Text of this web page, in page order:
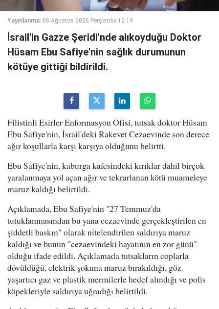
Yayınlanma: 06 Ağustos 2026 Perşembe 12:19
İsrail'in Gazze Şeridi'nde alıkoyduğu Doktor
Hüsam Ebu Safiye'nin sağlık durumunun
kötüye gittiği bildirildi.
Filistinli Esirler Enformasyon Ofisi, tutsak doktor Hüsam
Ebu Safiye'nin, İsrail'deki Rakevet Cezaevinde son derece
ağır koşullarla karşı karşıya olduğunu belirtti.
Ebu Safiye'nin, kaburga kafesindeki kırıklar dahil birçok
yaralanmaya yol açan ağır ve tekrarlanan kötü muameleye
maruz kaldığı belirtildi.
Açıklamada, Ebu Safiye'nin "27 Temmuz'da
tutuklanmasından bu yana cezaevinde gerçekleştirilen en
şiddetli baskın" olarak nitelendirilen saldırıya maruz
kaldığı ve bunun "cezaevindeki hayatının en zor günü"
olduğu ifade edildi. Açıklamada tutsakların coplarla
dövüldüğü, elektrik şokuna maruz bırakıldığı, göz
yaşartıcı gaz ve plastik mermilerle hedef alındığı ve polis
köpekleriyle saldırıya uğradığı belirtildi.